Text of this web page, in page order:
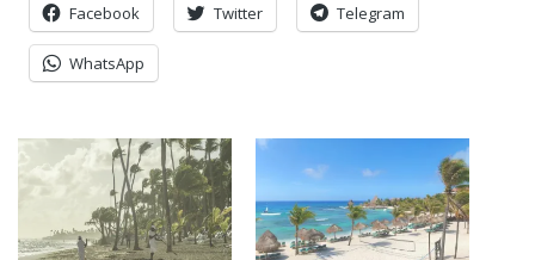
Facebook Twitter Telegram
WhatsApp